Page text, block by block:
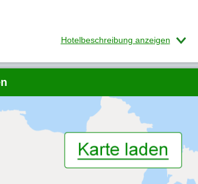
Hotelbeschreibung anzeigen